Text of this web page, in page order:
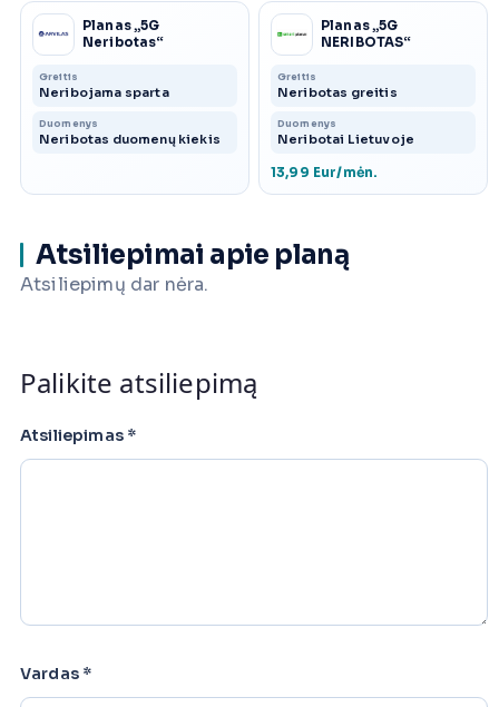
Planas „5G
Neribotas“
Greitis
Neribojama sparta
Duomenys
Neribotas duomenų kiekis
Planas „5G
NERIBOTAS“
Greitis
Neribotas greitis
Duomenys
Neribotai Lietuvoje
13,99 Eur/mėn.
Atsiliepimai apie planą
Atsiliepimų dar nėra.
Palikite atsiliepimą
Atsiliepimas *
Vardas *